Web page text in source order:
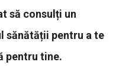
să consulți un
sănătății pentru a te
pentru tine.